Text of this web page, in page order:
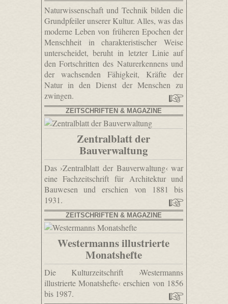
Naturwissenschaft und Technik bilden die
Grundpfeiler unserer Kultur. Alles, was das
moderne Leben von früheren Epochen der
Menschheit in charakteristischer Weise
unterscheidet, beruht in letzter Linie auf
den Fortschritten des Naturerkennens und
der wachsenden Fähigkeit, Kräfte der
Natur in den Dienst der Menschen zu
zwingen.
ZEITSCHRIFTEN & MAGAZINE
Zentralblatt der
Bauverwaltung
Das ›Zentralblatt der Bauverwaltung‹ war
eine Fachzeitschrift für Architektur und
Bauwesen und erschien von 1881 bis
1931.
ZEITSCHRIFTEN & MAGAZINE
Westermanns illustrierte
Monatshefte
Die Kulturzeitschrift ›Westermanns
illustrierte Monatshefte‹ erschien von 1856
bis 1987.